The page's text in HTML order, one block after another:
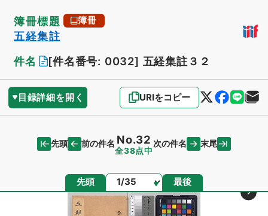
簿冊標題 簿冊
五経集註
件名
[件名番号: 0032] 五経集註３２
目録詳細を開く URIをコピー
先頭 前の件名 No.32
全38点中
次の件名 末尾
先頭 ページ 最後